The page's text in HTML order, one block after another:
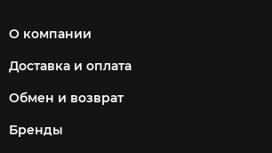
О компании
Доставка и оплата
Обмен и возврат
Бренды